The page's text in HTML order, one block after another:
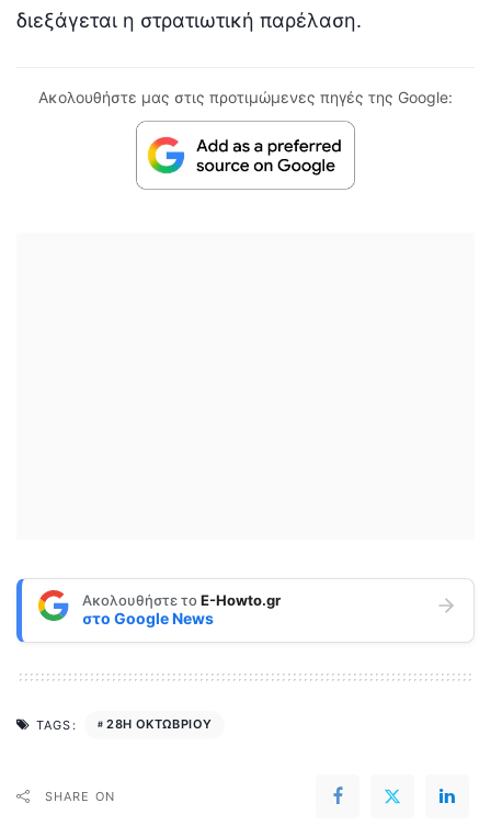
διεξάγεται η στρατιωτική παρέλαση.
Ακολουθήστε μας στις προτιμώμενες πηγές της Google:
Ακολουθήστε τοE-Howto.gr
στο Google News
TAGS: 28Η ΟΚΤΩΒΡΙΟΥ
SHARE ON